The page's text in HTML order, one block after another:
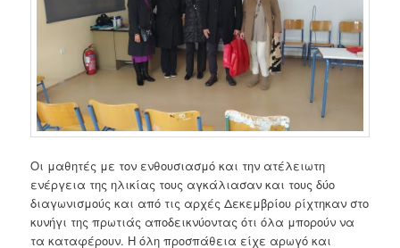
Οι μαθητές με τον ενθουσιασμό και την ατέλειωτη
ενέργεια της ηλικίας τους αγκάλιασαν και τους δύο
διαγωνισμούς και από τις αρχές Δεκεμβρίου ρίχτηκαν στο
κυνήγι της πρωτιάς αποδεικνύοντας ότι όλα μπορούν να
τα καταφέρουν. Η όλη προσπάθεια είχε αρωγό και